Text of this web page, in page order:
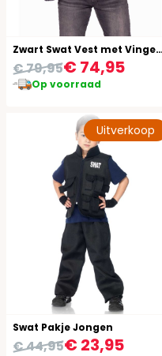
Zwart Swat Vest met Vingerloze Handschoenen
€ 74,95
€ 79,95
Op voorraad
Uitverkoop
Swat Pakje Jongen
€ 23,95
€ 44,95